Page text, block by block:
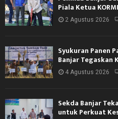
Piala Ketua
2 Agustus 2026
Syukuran Panen
Banjar Tegaskan
4 Agustus 2026
Sekda Banjar
untuk Perkuat